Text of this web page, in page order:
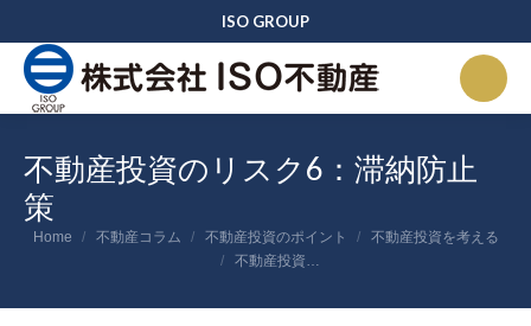
ISO GROUP
不動産投資のリスク6：滞納防止
策
You are here:
Home 不動産コラム 不動産投資のポイント
不動産投資を考える
不動産投資…